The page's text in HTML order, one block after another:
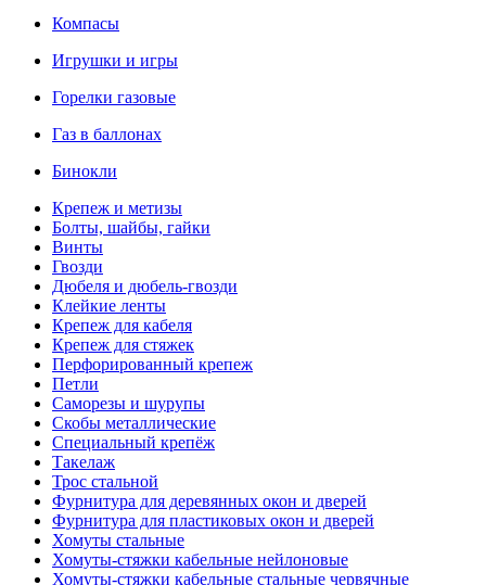
Компасы
Игрушки и игры
Горелки газовые
Газ в баллонах
Бинокли
Крепеж и метизы
Болты, шайбы, гайки
Винты
Гвозди
Дюбеля и дюбель-гвозди
Клейкие ленты
Крепеж для кабеля
Крепеж для стяжек
Перфорированный крепеж
Петли
Саморезы и шурупы
Скобы металлические
Специальный крепёж
Такелаж
Трос стальной
Фурнитура для деревянных окон и дверей
Фурнитура для пластиковых окон и дверей
Хомуты стальные
Хомуты-стяжки кабельные нейлоновые
Хомуты-стяжки кабельные стальные червячные